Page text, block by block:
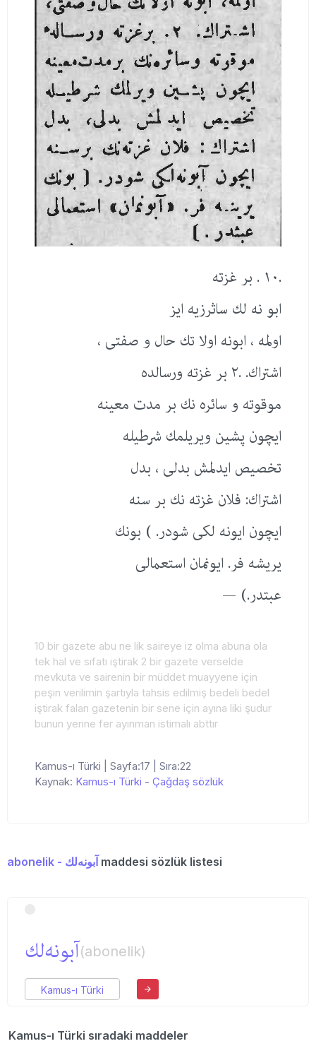
.١٠ . بر غزته
ابو نه لك ساثرزیه ایز
اولمه ، ابونه اولا تك حال و صفتی ،
اشتراك. .٢ بر غزته ورسالده
موقوته و سائره نك بر مدت معینه
ایچون پشین ویریلمك شرطیله
تخصیص ایدلمش بدلی ، بدل
اشتراك: فلان غزته نك بر سنه
ایچون ایونه لكی شودر. ) بونك
یریشه فر. ایونمان استعمالی
عبتدر.) —
10 bir gazete abu ne lik saireye iz olma abuna ola
tek hal ve sıfatı iştirak 2 bir gazete verselde
mevkuta ve sairenin bir müddet muayyene için
peşin verilimin şartıyla tahsis edilmiş bedeli bedel
iştirak falan gazetenin bir sene için ayına liki şudur
bunun yerine fer ayınman istimalı abttır
Kamus-ı Türki | Sayfa:17 | Sıra:22
Kaynak: Kamus-ı Türki - Çağdaş sözlük
abonelik - آبونه‌لك maddesi sözlük listesi
آبونه‌لك(abonelik)
Kamus-ı Türki
Kamus-ı Türki sıradaki maddeler